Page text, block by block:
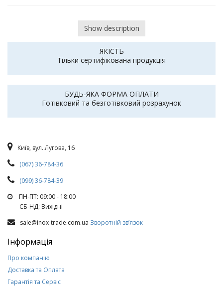
Show description
ЯКІСТЬ
Тільки сертифікована продукція
БУДЬ-ЯКА ФОРМА ОПЛАТИ
Готівковий та безготівковий розрахунок
Київ, вул. Лугова, 16
(067) 36-784-36
(099) 36-784-39
ПН-ПТ: 09:00 - 18:00
СБ-НД: Вихiднi
sale@inox-trade.com.ua Зворотній зв’язок
Інформація
Про компанію
Доставка та Оплата
Гарантія та Сервіс